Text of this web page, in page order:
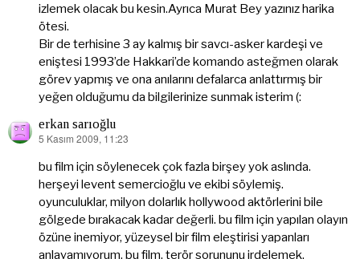
izlemek olacak bu kesin.Ayrıca Murat Bey yazınız harika
ötesi.
Bir de terhisine 3 ay kalmış bir savcı-asker kardeşi ve
eniştesi 1993’de Hakkari’de komando asteğmen olarak
görev yapmış ve ona anılarını defalarca anlattırmış bir
yeğen olduğumu da bilgilerinize sunmak isterim (:
erkan sarıoğlu
dedi
5 Kasım 2009, 11:23
bu film için söylenecek çok fazla birşey yok aslında.
herşeyi levent semercioğlu ve ekibi söylemiş.
oyunculuklar, milyon dolarlık hollywood aktörlerini bile
gölgede bırakacak kadar değerli. bu film için yapılan olayın
özüne inemiyor, yüzeysel bir film eleştirisi yapanları
anlayamıyorum. bu film, terör sorununu irdelemek,